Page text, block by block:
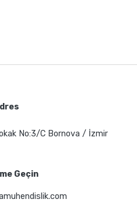
No:3/C Bornova / İzmir
Geçin